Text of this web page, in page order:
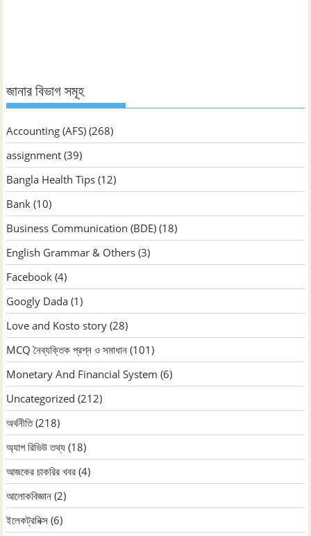
জানার বিভাগ সমূহ
Accounting (AFS) (268)
assignment (39)
Bangla Health Tips (12)
Bank (10)
Business Communication (BDE) (18)
English Grammar & Others (3)
Facebook (4)
Googly Dada (1)
Love and Kosto story (28)
MCQ নৈব্যক্তিক প্রশ্ন ও সমাধান (101)
Monetary And Financial System (6)
Uncategorized (212)
অর্থনীতি(218)
অ্যাপ রিভিউ তথ্য (18)
আজকের চাকরির খবর (4)
আলোকবিজ্ঞান (2)
ইলেকট্রনিক্স (6)